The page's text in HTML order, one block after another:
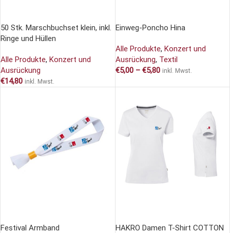
50 Stk. Marschbuchset klein, inkl.
Ringe und Hüllen
Alle Produkte, Konzert und
Ausrückung
€14,80 inkl. Mwst.
Einweg-Poncho Hina
Alle Produkte, Konzert und
Ausrückung, Textil
€5,00 – €5,80 inkl. Mwst.
Festival Armband
HAKRO Damen T-Shirt COTTON